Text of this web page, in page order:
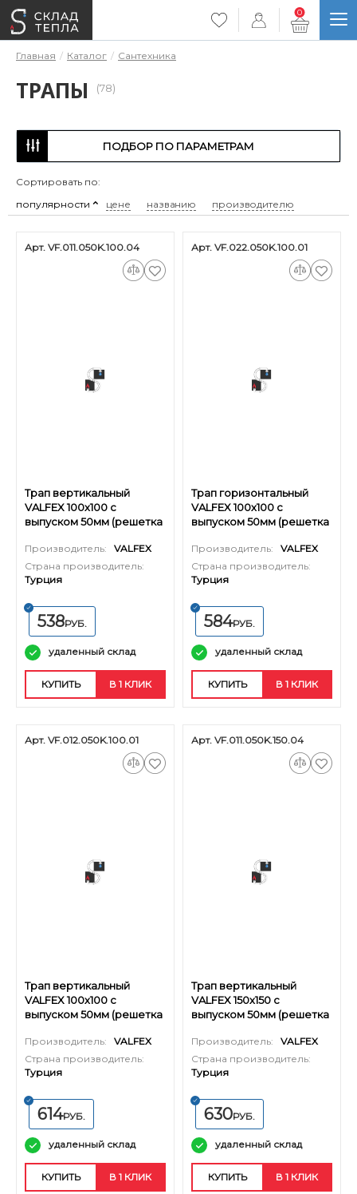
0
Главная Каталог Сантехника
ТРАПЫ (78)
ПОДБОР ПО ПАРАМЕТРАМ
Сортировать по:
популярности
цене названию производителю
Арт. VF.011.050K.100.04
Трап вертикальный
VALFEX 100х100 с
выпуском 50мм (решетка
Производитель:
VALFEX
Страна производитель:
Турция
538РУБ.
удаленный склад
КУПИТЬ В 1 КЛИК
Арт. VF.022.050K.100.01
Трап горизонтальный
VALFEX 100х100 с
выпуском 50мм (решетка
стали)
Производитель:
VALFEX
Страна производитель:
Турция
584РУБ.
удаленный склад
КУПИТЬ В 1 КЛИК
Арт. VF.012.050K.100.01
Трап вертикальный
VALFEX 100х100 с
выпуском 50мм (решетка
стали)
Производитель:
VALFEX
Страна производитель:
Турция
614РУБ.
удаленный склад
КУПИТЬ В 1 КЛИК
Арт. VF.011.050K.150.04
Трап вертикальный
VALFEX 150х150 с
выпуском 50мм (решетка
Производитель:
VALFEX
Страна производитель:
Турция
630РУБ.
удаленный склад
КУПИТЬ В 1 КЛИК